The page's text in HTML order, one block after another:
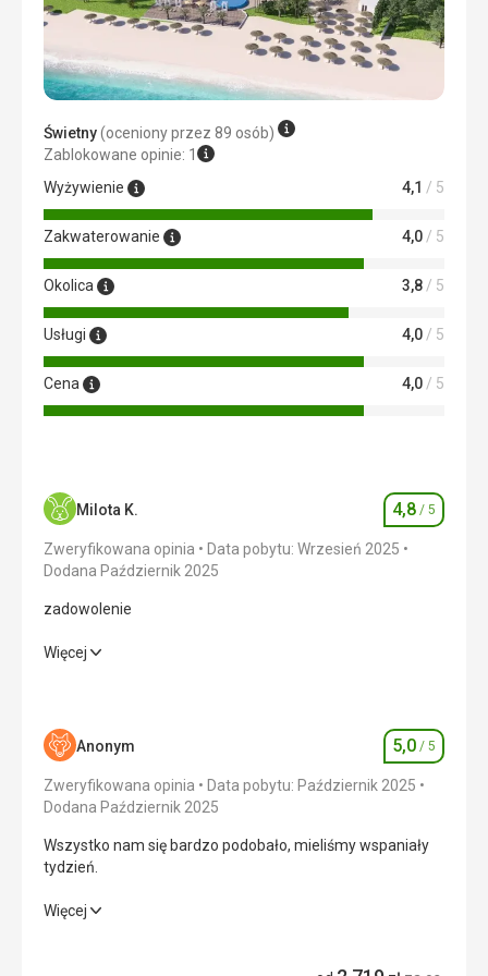
Usługi
Ok
Ta recenzja została automatycznie przetłumaczona za
pomocą Google Translate
Świetny(oceniony przez 89 osób)
Zablokowane opinie: 1
Wyżywienie
4,1 / 5
Zakwaterowanie 4,0 / 5
Okolica 3,8 / 5
Usługi 4,0 / 5
Cena 4,0 / 5
Milota K. Ocena
4,8 / 5
Zweryfikowana opinia
Data pobytu: Wrzesień 2025
Dodana Październik 2025
zadowolenie
zadowolenie
Zakwaterowanie 5,0/ 5
Okolica 4,0/ 5
Cena
Więcej
Anonym Ocena
5,0 / 5
Zweryfikowana opinia
Data pobytu: Październik 2025
Dodana Październik 2025
Wszystko nam się bardzo podobało, mieliśmy wspaniały
tydzień.
Wszystko nam się bardzo podobało, mieliśmy wspaniały
Więcej